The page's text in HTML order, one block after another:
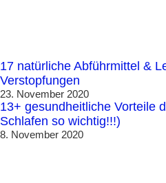
17 natürliche Abführmittel &
Verstopfungen
23. November 2020
13+ gesundheitliche Vorteile
Schlafen so wichtig!!!)
8. November 2020